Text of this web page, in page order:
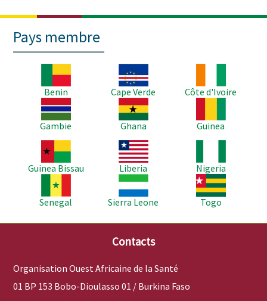
Pays membre
Benin
Image
Cape Verde
Côte d'Ivoire
Image
Gambie
Image
Ghana
Guinea
Image
Guinea Bissau
Image
Liberia
Nigeria
Senegal
Image
Sierra Leone
Image
Togo
Contacts
Organisation Ouest Africaine de la Santé
01 BP 153 Bobo-Dioulasso 01 / Burkina Faso